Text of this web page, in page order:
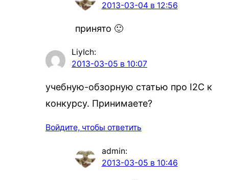
2013-03-04 в 12:56
принято 🙂
LiyIch:
2013-03-05 в 10:07
учебную-обзорную статью про I2C к
конкурсу. Принимаете?
Войдите, чтобы ответить
admin:
2013-03-05 в 10:46